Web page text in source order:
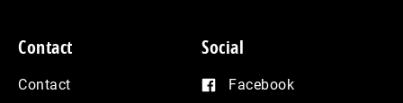
Contact
Contact
Social
Facebook